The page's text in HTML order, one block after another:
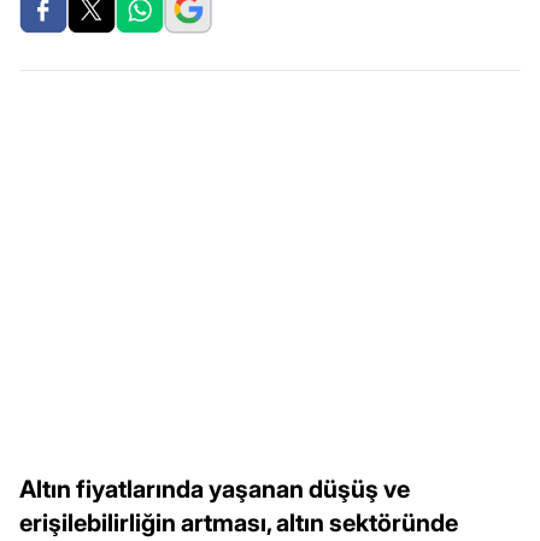
Altın fiyatlarında yaşanan düşüş ve
erişilebilirliğin artması, altın sektöründe